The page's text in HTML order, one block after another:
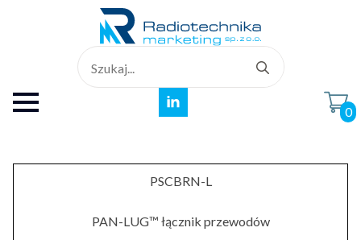
for:
0
PSCBRN-L
PAN-LUG™ łącznik przewodów